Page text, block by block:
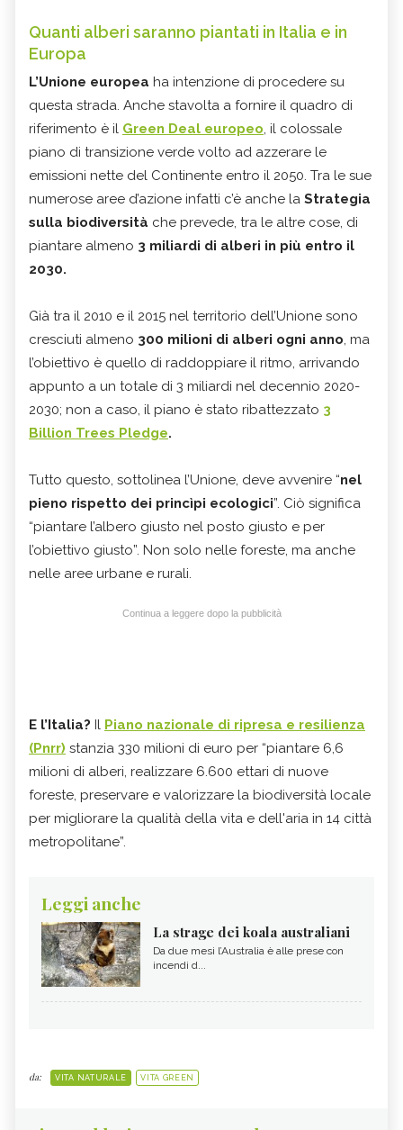
Quanti alberi saranno piantati in Italia e in
Europa
L’Unione europea ha intenzione di procedere su
questa strada. Anche stavolta a fornire il quadro di
riferimento è il Green Deal europeo, il colossale
piano di transizione verde volto ad azzerare le
emissioni nette del Continente entro il 2050. Tra le sue
numerose aree d’azione infatti c’è anche la Strategia
sulla biodiversità che prevede, tra le altre cose, di
piantare almeno 3 miliardi di alberi in più entro il
2030.
Già tra il 2010 e il 2015 nel territorio dell’Unione sono
cresciuti almeno 300 milioni di alberi ogni anno, ma
l’obiettivo è quello di raddoppiare il ritmo, arrivando
appunto a un totale di 3 miliardi nel decennio 2020-
2030; non a caso, il piano è stato ribattezzato 3
Billion Trees Pledge.
Tutto questo, sottolinea l’Unione, deve avvenire “nel
pieno rispetto dei princìpi ecologici”. Ciò significa
“piantare l’albero giusto nel posto giusto e per
l’obiettivo giusto”. Non solo nelle foreste, ma anche
nelle aree urbane e rurali.
Continua a leggere dopo la pubblicità
E l’Italia? Il Piano nazionale di ripresa e resilienza
(Pnrr) stanzia 330 milioni di euro per “piantare 6,6
milioni di alberi, realizzare 6.600 ettari di nuove
foreste, preservare e valorizzare la biodiversità locale
per migliorare la qualità della vita e dell'aria in 14 città
metropolitane”.
Leggi anche
La strage dei koala australiani
Da due mesi l’Australia è alle prese con
incendi d...
da: VITA NATURALE VITA GREEN